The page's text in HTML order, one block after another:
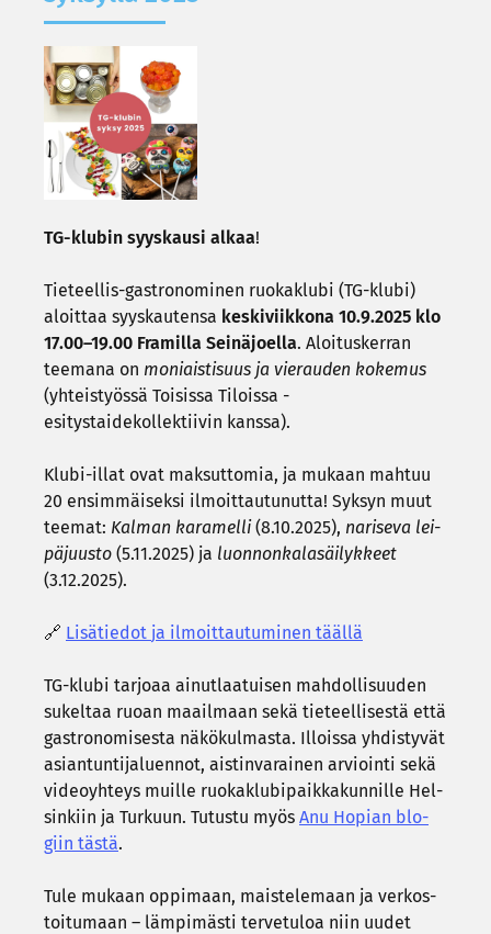
TG-​klubin syys­kausi alkaa!
Tieteellis-​gastronominen ruo­kaklu­bi (TG-​klubi)
aloit­taa syys­kau­ten­sa kes­ki­viik­ko­na 10.9.2025 klo
17.00–19.00 Fra­mil­la Sei­nä­joel­la. Aloi­tus­ker­ran
tee­ma­na on mo­niais­ti­suus ja vie­rau­den ko­ke­mus
(yh­teis­työs­sä Toi­sis­sa Ti­lois­sa -​
esitystaidekollektiivin kans­sa).
Klubi-​illat ovat mak­sut­to­mia, ja mu­kaan mah­tuu
20 en­sim­mäi­sek­si il­moit­tau­tu­nut­ta! Syk­syn muut
tee­mat: Kal­man ka­ra­mel­li(8.10.2025), na­ri­se­va lei­
pä­juus­to (5.11.2025) ja luon­non­ka­la­säi­lyk­keet
(3.12.2025).
🔗 Li­sä­tie­dot ja il­moit­tau­tu­mi­nen tääl­lä
TG-​klubi tar­jo­aa ai­nut­laa­tui­sen mah­dol­li­suu­den
su­kel­taa ruoan maa­il­maan sekä tie­teel­li­ses­tä että
ga­stro­no­mi­ses­ta nä­kö­kul­mas­ta. Il­lois­sa yh­dis­ty­vät
asian­tun­ti­ja­luen­not, ais­tin­va­rai­nen ar­vioin­ti sekä
vi­deo­yh­teys muil­le ruo­kaklu­bi­paik­ka­kun­nil­le Hel­
sin­kiin ja Tur­kuun. Tu­tus­tu myös Anu Ho­pian blo­
giin tästä.
Tule mu­kaan op­pi­maan, mais­te­le­maan ja ver­kos­
toi­tu­maan – läm­pi­mäs­ti ter­ve­tu­loa niin uudet